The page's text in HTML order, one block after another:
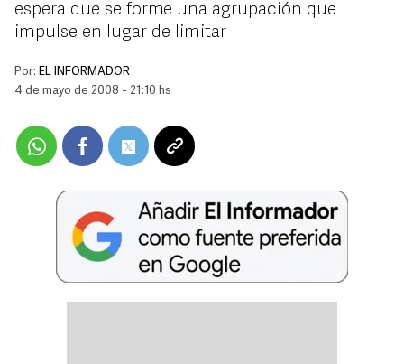
espera que se forme una agrupación que
impulse en lugar de limitar
Por: EL INFORMADOR
4 de mayo de 2008 - 21:10 hs